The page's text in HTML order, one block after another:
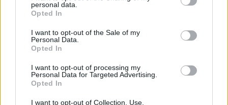
personal data.
Opted In
I want to opt-out of the Sale of my
Personal Data.
Opted In
I want to opt-out of processing my
Personal Data for Targeted Advertising.
Opted In
I want to opt-out of Collection, Use,
Στο κολάζ που ακολουθεί συγκεντρώσαμε αγαπημένα
προϊόντα με βιταμίνη E: